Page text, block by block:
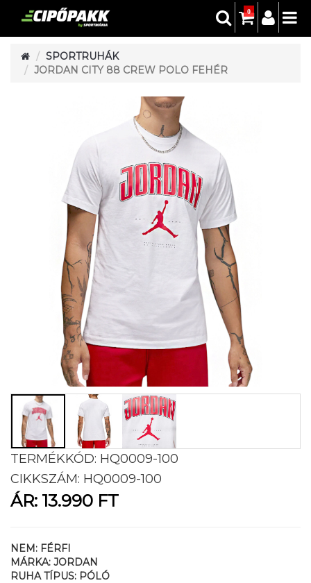
0
SPORTRUHÁK
JORDAN CITY 88 CREW POLO FEHÉR
TERMÉKKÓD: HQ0009-100
CIKKSZÁM: HQ0009-100
ÁR: 13.990 FT
NEM: FÉRFI
MÁRKA: JORDAN
RUHA TÍPUS: PÓLÓ